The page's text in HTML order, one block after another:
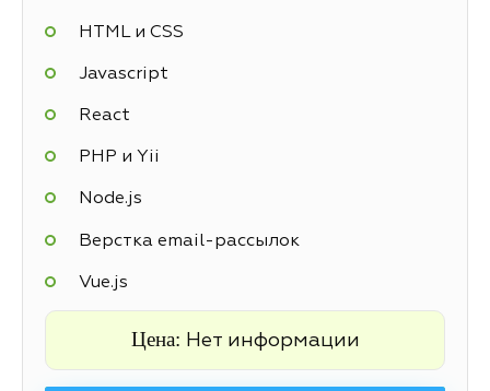
HTML и CSS
Javascript
React
PHP и Yii
Node.js
Верстка email-рассылок
Vue.js
Цена: Нет информации